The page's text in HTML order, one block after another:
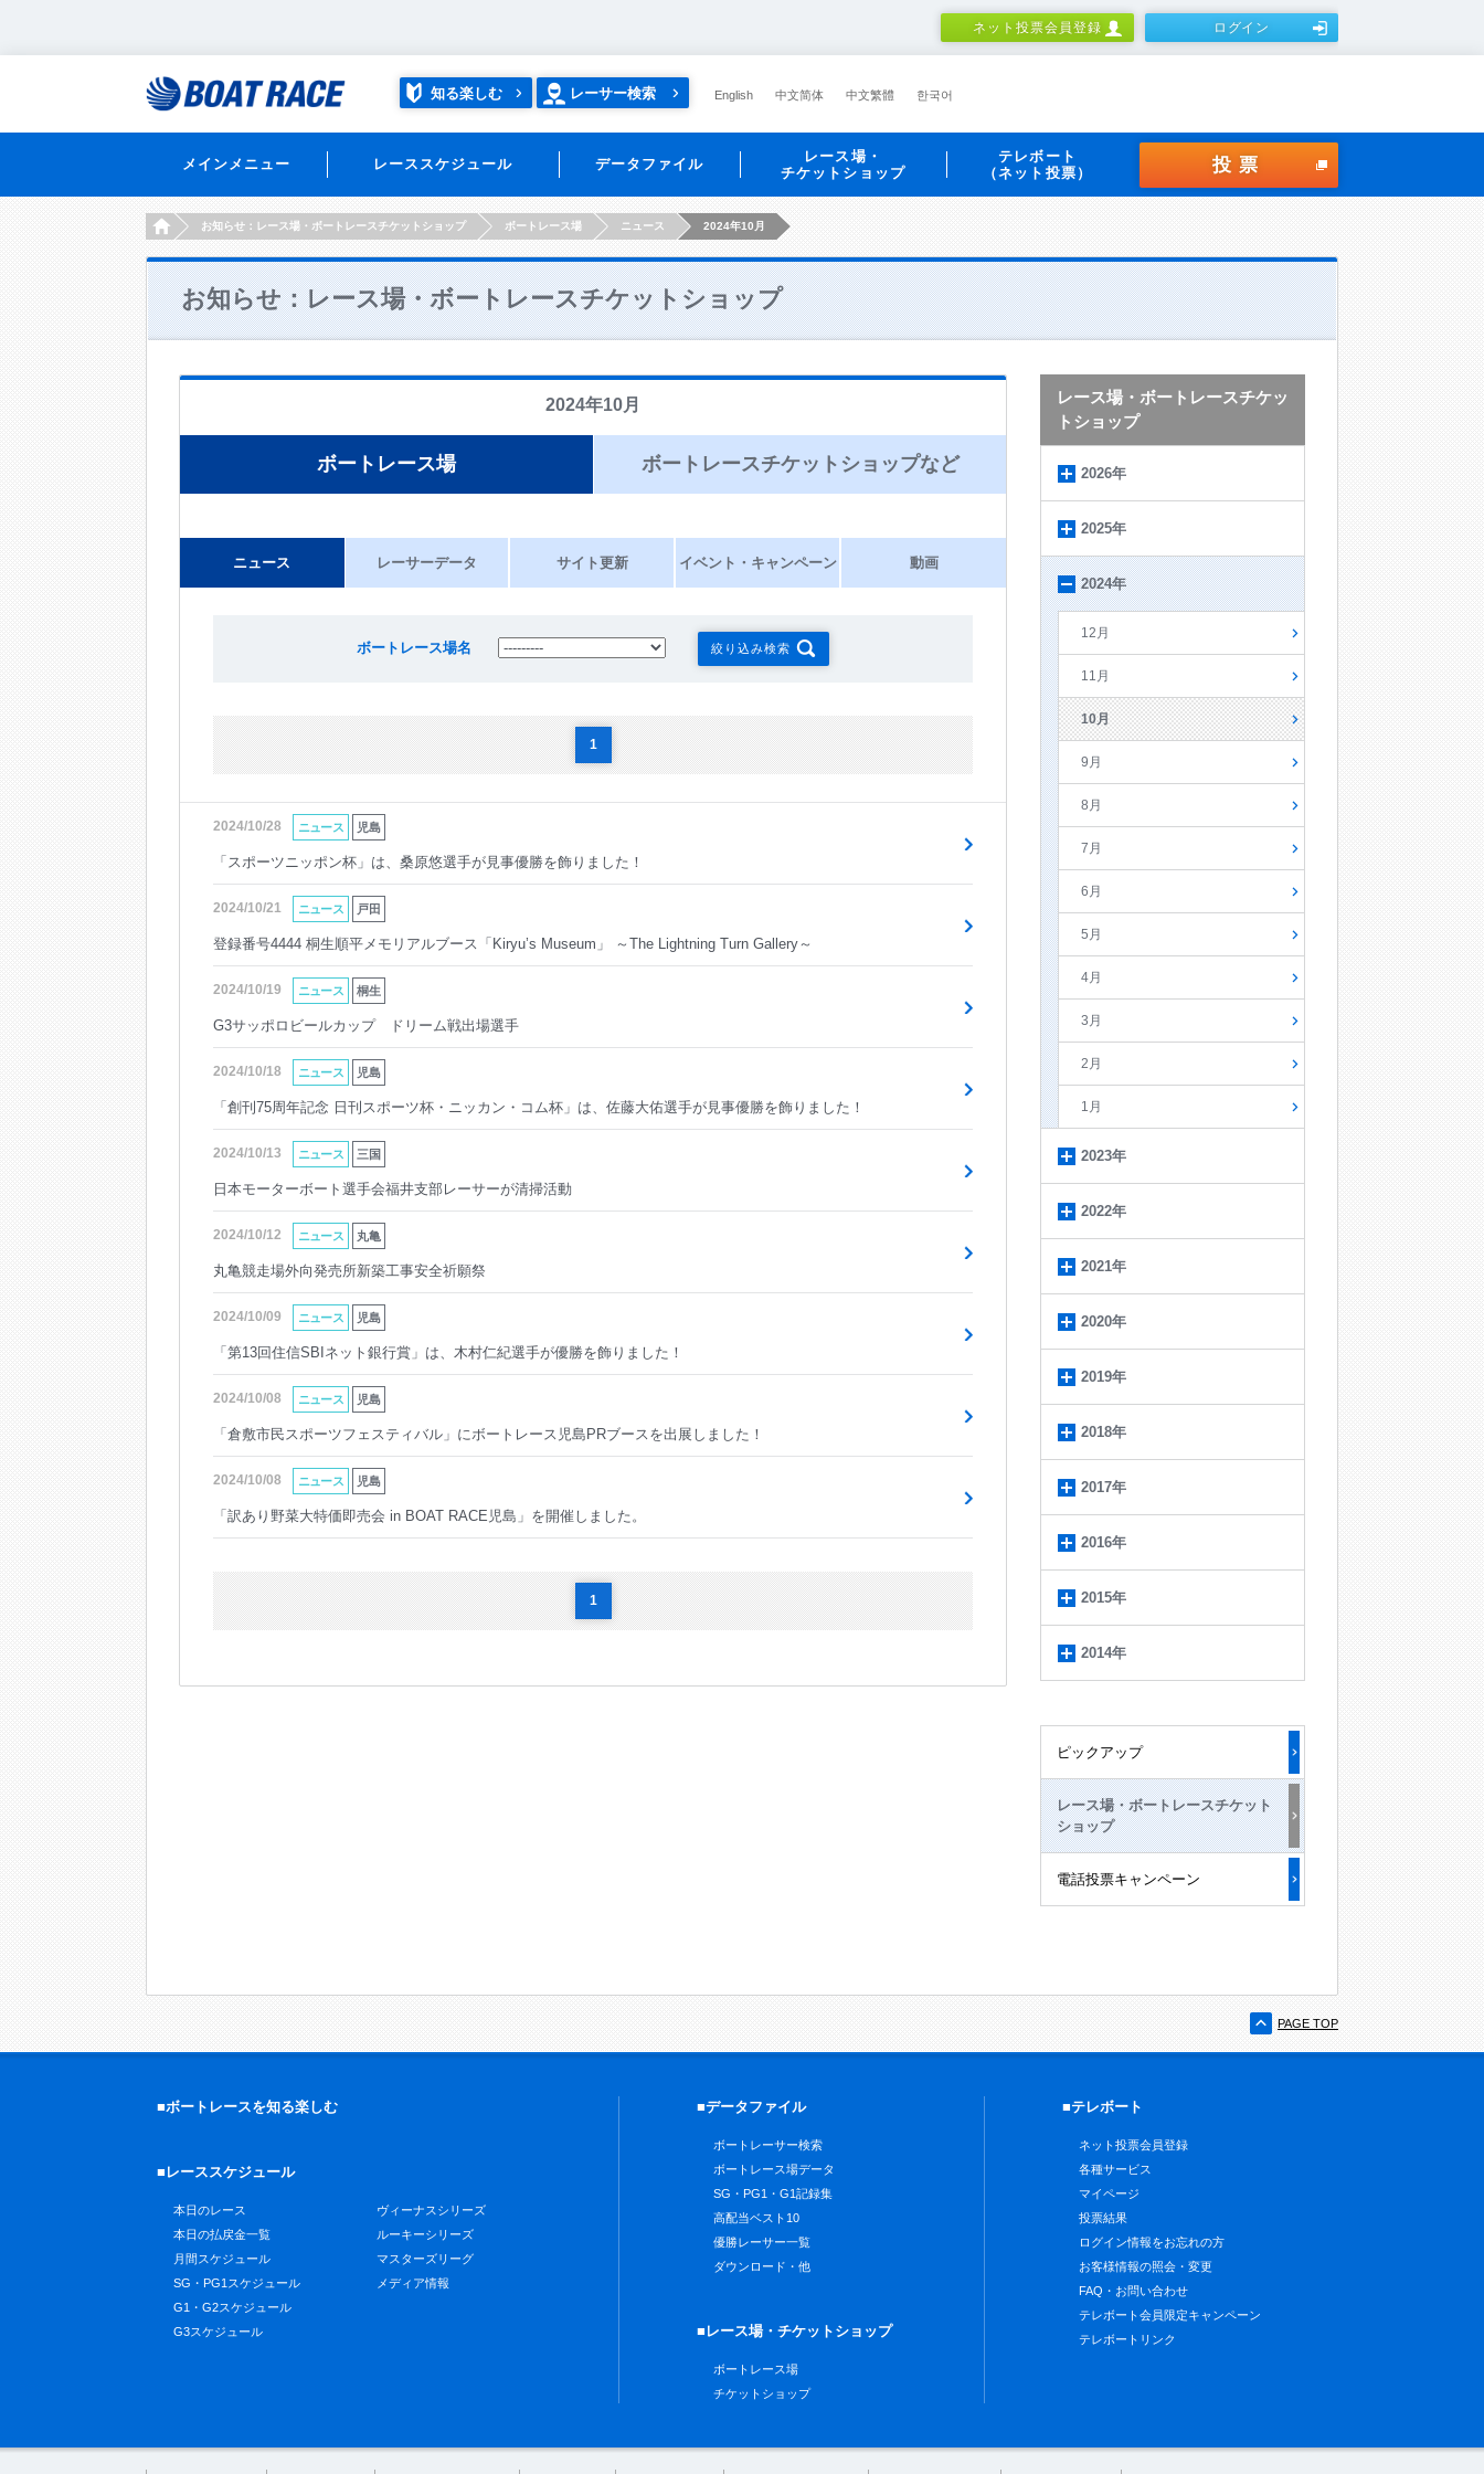
ネット投票会員登録 ログイン
知る楽しむ レーサー検索 English 中文简体 中文繁體 한국어
メインメニュー レーススケジュール データファイル
レース場・
チケットショップ
テレボート
（ネット投票）
投票
HOMEお知らせ：レース場・ボートレースチケットショップ ボートレース場 ニュース 2024年10月
お知らせ：レース場・ボートレースチケットショップ
2024年10月
ボートレース場 ボートレースチケットショップなど
ニュース レーサーデータ サイト更新 イベント・キャンペーン 動画
ボートレース場名 絞り込み検索
1
2024/10/28 ニュース 児島
「スポーツニッポン杯」は、桑原悠選手が見事優勝を飾りました！
2024/10/21 ニュース 戸田
登録番号4444 桐生順平メモリアルブース「Kiryu’s Museum」 ～The Lightning Turn Gallery～
2024/10/19 ニュース 桐生
G3サッポロビールカップ ドリーム戦出場選手
2024/10/18 ニュース 児島
「創刊75周年記念 日刊スポーツ杯・ニッカン・コム杯」は、佐藤大佑選手が見事優勝を飾りました！
2024/10/13 ニュース 三国
日本モーターボート選手会福井支部レーサーが清掃活動
2024/10/12 ニュース 丸亀
丸亀競走場外向発売所新築工事安全祈願祭
2024/10/09 ニュース 児島
「第13回住信SBIネット銀行賞」は、木村仁紀選手が優勝を飾りました！
2024/10/08 ニュース 児島
「倉敷市民スポーツフェスティバル」にボートレース児島PRブースを出展しました！
2024/10/08 ニュース 児島
「訳あり野菜大特価即売会 in BOAT RACE児島」を開催しました。
1
レース場・ボートレースチケッ
トショップ
2026年
2025年
2024年
12月
11月
10月
9月
8月
7月
6月
5月
4月
3月
2月
1月
2023年
2022年
2021年
2020年
2019年
2018年
2017年
2016年
2015年
2014年
ピックアップ
レース場・ボートレースチケット
ショップ
電話投票キャンペーン
PAGE TOP
■ボートレースを知る楽しむ
■レーススケジュール
本日のレース
本日の払戻金一覧
月間スケジュール
SG・PG1スケジュール
G1・G2スケジュール
G3スケジュール
ヴィーナスシリーズ
ルーキーシリーズ
マスターズリーグ
メディア情報
■データファイル
ボートレーサー検索
ボートレース場データ
SG・PG1・G1記録集
高配当ベスト10
優勝レーサー一覧
ダウンロード・他
■レース場・チケットショップ
ボートレース場
チケットショップ
■テレボート
ネット投票会員登録
各種サービス
マイページ
投票結果
ログイン情報をお忘れの方
お客様情報の照会・変更
FAQ・お問い合わせ
テレボート会員限定キャンペーン
テレボートリンク